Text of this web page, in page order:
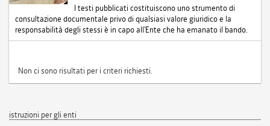
I testi pubblicati costituiscono uno strumento di
consultazione documentale privo di qualsiasi valore giuridico e la
responsabilità degli stessi è in capo all'Ente che ha emanato il bando.
Non ci sono risultati per i criteri richiesti.
istruzioni per gli enti